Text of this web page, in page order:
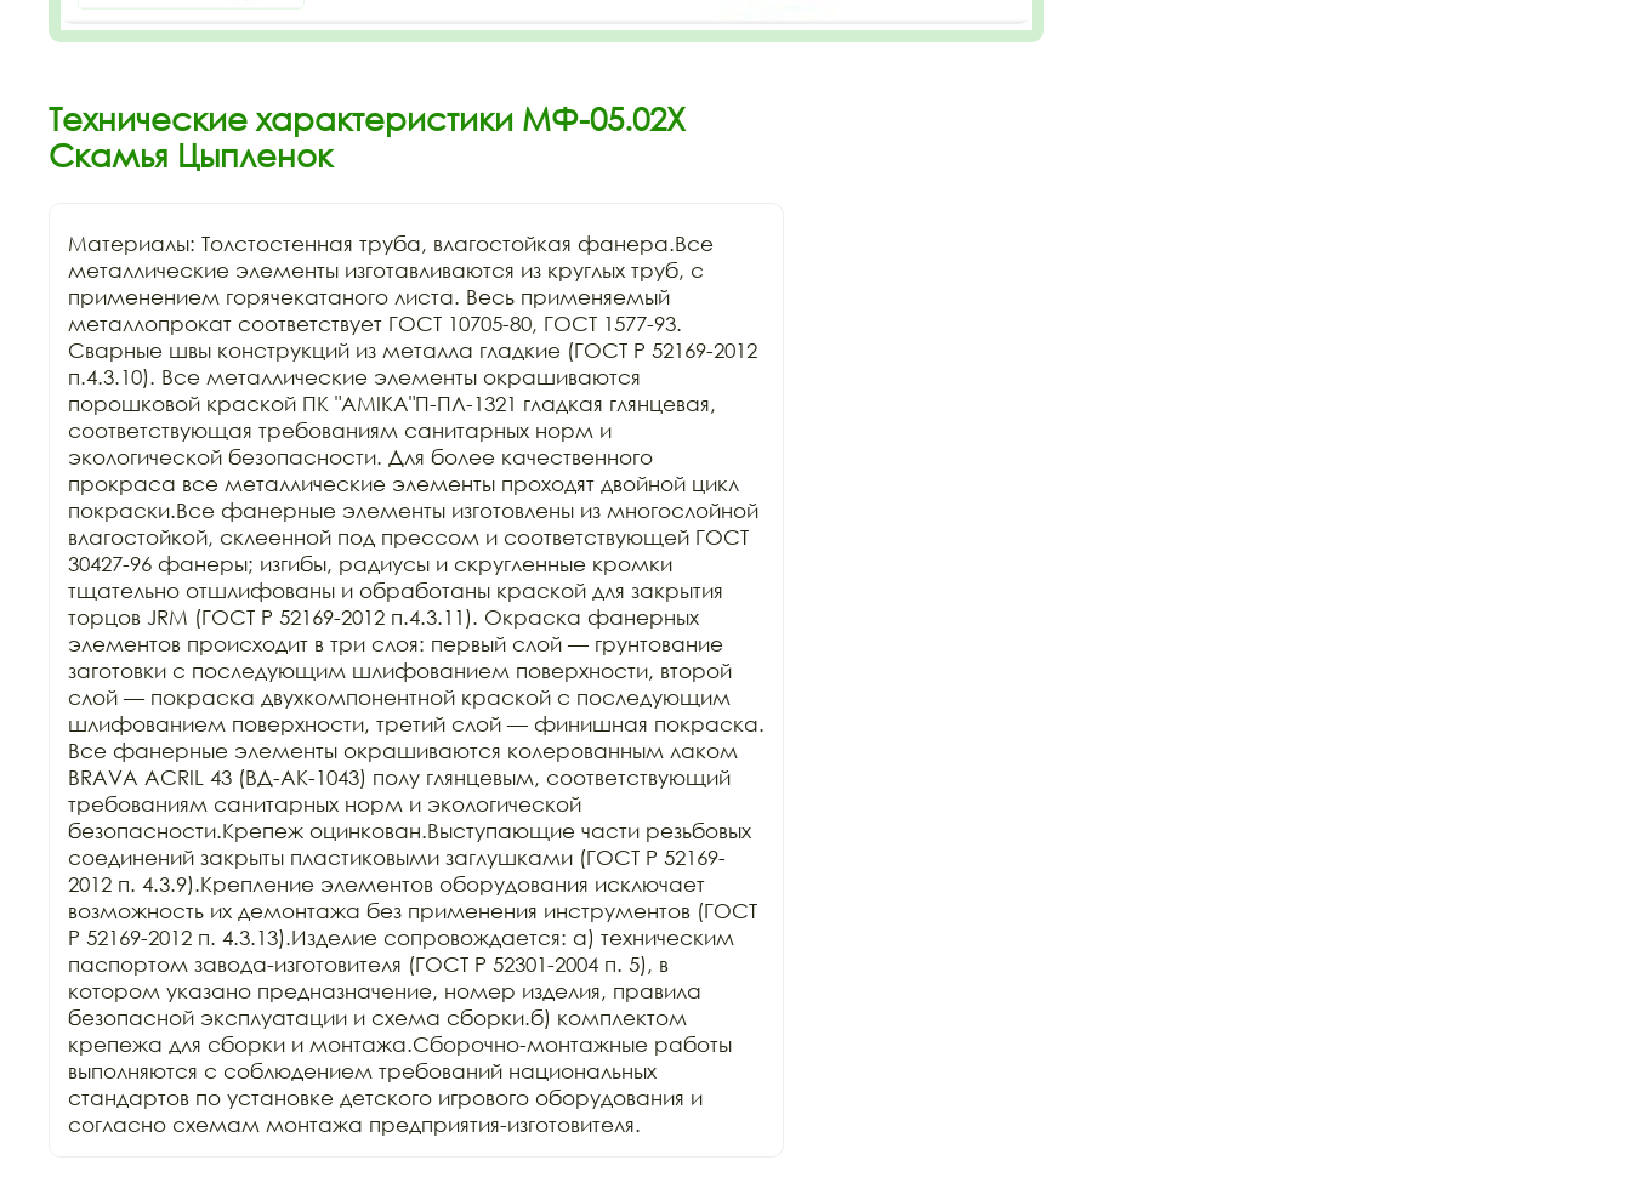
Технические характеристики МФ-05.02Х
Скамья Цыпленок
Материалы: Толстостенная труба, влагостойкая фанера.Все
металлические элементы изготавливаются из круглых труб, с
применением горячекатаного листа. Весь применяемый
металлопрокат соответствует ГОСТ 10705-80, ГОСТ 1577-93.
Сварные швы конструкций из металла гладкие (ГОСТ Р 52169-2012
п.4.3.10). Все металлические элементы окрашиваются
порошковой краской ПК "АМIKA"П-ПЛ-1321 гладкая глянцевая,
соответствующая требованиям санитарных норм и
экологической безопасности. Для более качественного
прокраса все металлические элементы проходят двойной цикл
покраски.Все фанерные элементы изготовлены из многослойной
влагостойкой, склеенной под прессом и соответствующей ГОСТ
30427-96 фанеры; изгибы, радиусы и скругленные кромки
тщательно отшлифованы и обработаны краской для закрытия
торцов JRM (ГОСТ Р 52169-2012 п.4.3.11). Окраска фанерных
элементов происходит в три слоя: первый слой — грунтование
заготовки с последующим шлифованием поверхности, второй
слой — покраска двухкомпонентной краской с последующим
шлифованием поверхности, третий слой — финишная покраска.
Все фанерные элементы окрашиваются колерованным лаком
BRAVA ACRIL 43 (ВД-АК-1043) полу глянцевым, соответствующий
требованиям санитарных норм и экологической
безопасности.Крепеж оцинкован.Выступающие части резьбовых
соединений закрыты пластиковыми заглушками (ГОСТ Р 52169-
2012 п. 4.3.9).Крепление элементов оборудования исключает
возможность их демонтажа без применения инструментов (ГОСТ
Р 52169-2012 п. 4.3.13).Изделие сопровождается: а) техническим
паспортом завода-изготовителя (ГОСТ Р 52301-2004 п. 5), в
котором указано предназначение, номер изделия, правила
безопасной эксплуатации и схема сборки.б) комплектом
крепежа для сборки и монтажа.Сборочно-монтажные работы
выполняются с соблюдением требований национальных
стандартов по установке детского игрового оборудования и
согласно схемам монтажа предприятия-изготовителя.